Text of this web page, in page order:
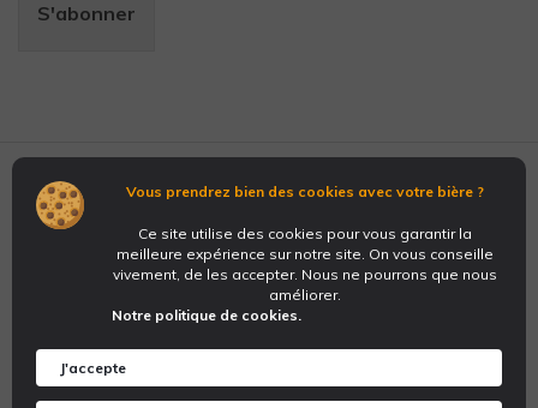
S'abonner
Vous prendrez bien des cookies avec votre bière ?
Ce site utilise des cookies pour vous garantir la
meilleure expérience sur notre site. On vous conseille
vivement, de les accepter. Nous ne pourrons que nous
améliorer.
Notre politique de cookies.
J'accepte
Nous suivre sur les réseaux :
The Place To BeerTous Droits Réservés
L'abus d'alcool est dangereux pour la santé.